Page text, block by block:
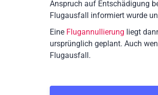
Anspruch auf Entschädigung
Flugausfall informiert wurde
Eine Flugannullierung liegt
ursprünglich geplant. Auch
Flugausfall.